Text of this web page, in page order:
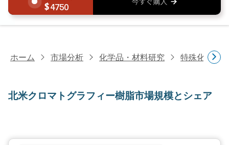
4750
ホーム 市場分析 化学品・材料研究 特殊化学品
北米クロマトグラフィー樹脂市場規模とシェア